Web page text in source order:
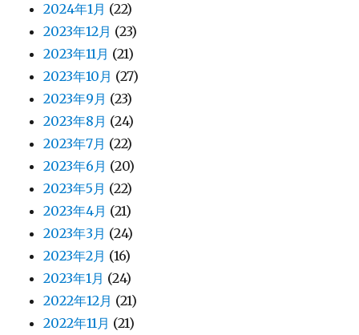
2024年1月 (22)
2023年12月 (23)
2023年11月 (21)
2023年10月 (27)
2023年9月 (23)
2023年8月 (24)
2023年7月 (22)
2023年6月 (20)
2023年5月 (22)
2023年4月 (21)
2023年3月 (24)
2023年2月 (16)
2023年1月 (24)
2022年12月 (21)
2022年11月 (21)